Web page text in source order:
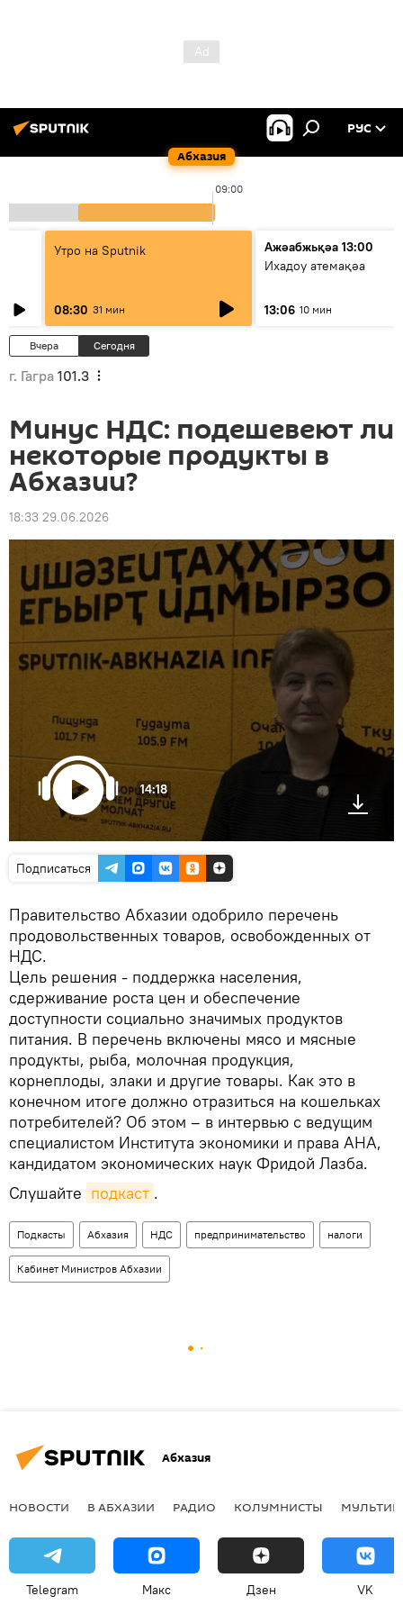
Абхазия
РУС
09:00
Утро на Sputnik
08:30 31 мин
Ажәабжьқәа 13:00
Ихадоу атемақәа
13:06 10 мин
Вчера Сегодня
г. Гагра 101.3
Минус НДС: подешевеют ли
некоторые продукты в
Абхазии?
18:33 29.06.2026
14:18
Подписаться
Правительство Абхазии одобрило перечень
продовольственных товаров, освобожденных от
НДС.
Цель решения - поддержка населения,
сдерживание роста цен и обеспечение
доступности социально значимых продуктов
питания. В перечень включены мясо и мясные
продукты, рыба, молочная продукция,
корнеплоды, злаки и другие товары. Как это в
конечном итоге должно отразиться на кошельках
потребителей? Об этом – в интервью с ведущим
специалистом Института экономики и права АНА,
кандидатом экономических наук Фридой Лазба.
Слушайте подкаст .
Подкасты Абхазия НДС предпринимательство налоги
Кабинет Министров Абхазии
Абхазия
НОВОСТИ В АБХАЗИИ РАДИО КОЛУМНИСТЫ
Telegram Макс Дзен VK